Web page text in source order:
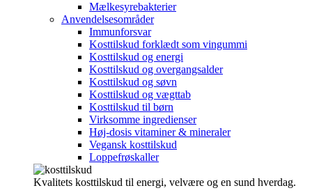
Mælkesyrebakterier
Anvendelsesområder
Immunforsvar
Kosttilskud forklædt som vingummi
Kosttilskud og energi
Kosttilskud og overgangsalder
Kosttilskud og søvn
Kosttilskud og vægttab
Kosttilskud til børn
Virksomme ingredienser
Høj-dosis vitaminer & mineraler
Vegansk kosttilskud
Loppefrøskaller
Kvalitets kosttilskud til energi, velvære og en sund hverdag.